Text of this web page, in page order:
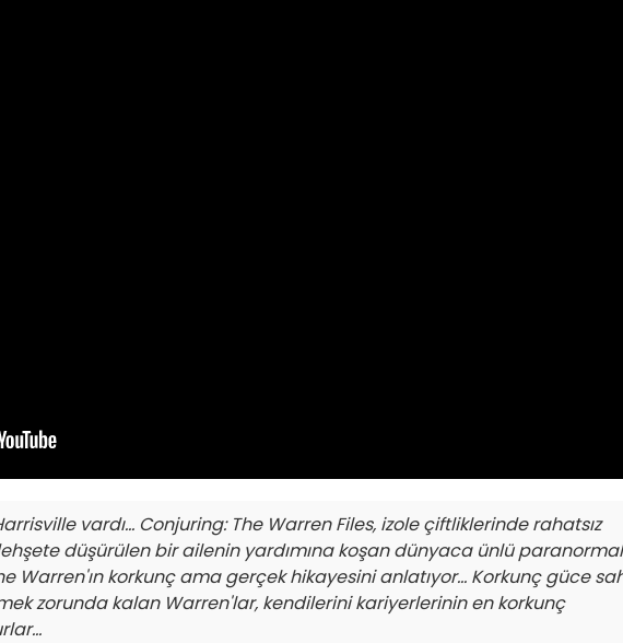
vardı... Conjuring: The Warren Files, izole çiftliklerinde rahatsız
düşürülen bir ailenin yardımına koşan dünyaca ünlü paranormal
Warren'ın korkunç ama gerçek hikayesini anlatıyor... Korkunç güce
zorunda kalan Warren'lar, kendilerini kariyerlerinin en korkunç